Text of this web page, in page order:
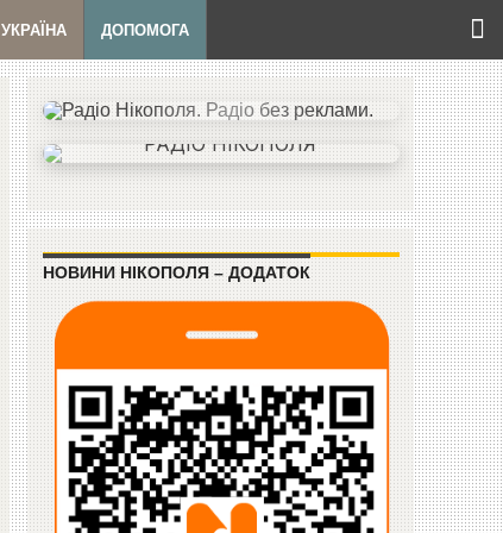
УКРАЇНА ДОПОМОГА
НОВИНИ НІКОПОЛЯ – ДОДАТОК